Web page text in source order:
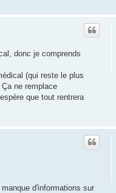
donc je comprends
(qui reste le plus
ne remplace
que tout rentrera
d'informations sur